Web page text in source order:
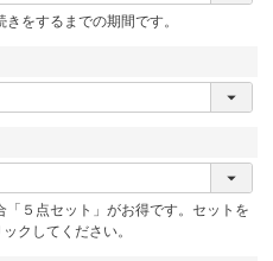
をするまでの期間です。
５点セット」がお得です。セットを
クしてください。